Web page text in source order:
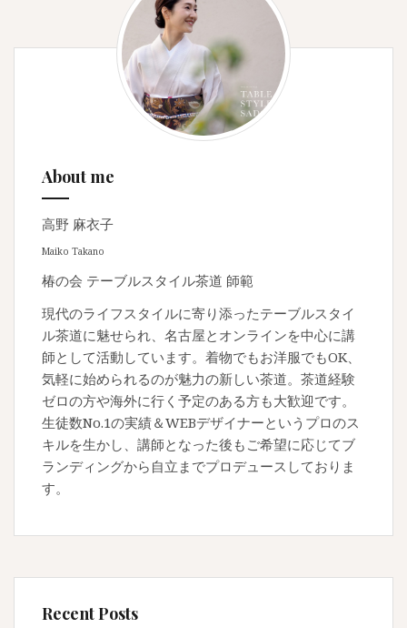
About me
高野 麻衣子
Maiko Takano
椿の会 テーブルスタイル茶道 師範
現代のライフスタイルに寄り添ったテーブルスタイ
ル茶道に魅せられ、名古屋とオンラインを中心に講
師として活動しています。着物でもお洋服でもOK、
気軽に始められるのが魅力の新しい茶道。茶道経験
ゼロの方や海外に行く予定のある方も大歓迎です。
生徒数No.1の実績＆WEBデザイナーというプロのス
キルを生かし、講師となった後もご希望に応じてブ
ランディングから自立までプロデュースしておりま
す。
Recent Posts